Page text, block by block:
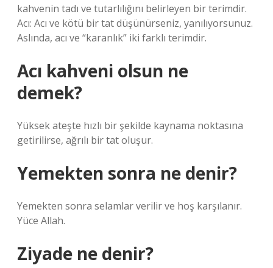
kahvenin tadı ve tutarlılığını belirleyen bir terimdir.
Acı: Acı ve kötü bir tat düşünürseniz, yanılıyorsunuz.
Aslında, acı ve “karanlık” iki farklı terimdir.
Acı kahveni olsun ne
demek?
Yüksek ateşte hızlı bir şekilde kaynama noktasına
getirilirse, ağrılı bir tat oluşur.
Yemekten sonra ne denir?
Yemekten sonra selamlar verilir ve hoş karşılanır.
Yüce Allah.
Ziyade ne denir?